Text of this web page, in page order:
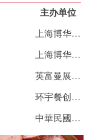
主办单位
上海博华国际展览有限公司
上海博华国际展览有限公司
英富曼展览集团
环宇餐创展览集团
中華民國對外貿易發展協會、展昭國際企業股份有限公司